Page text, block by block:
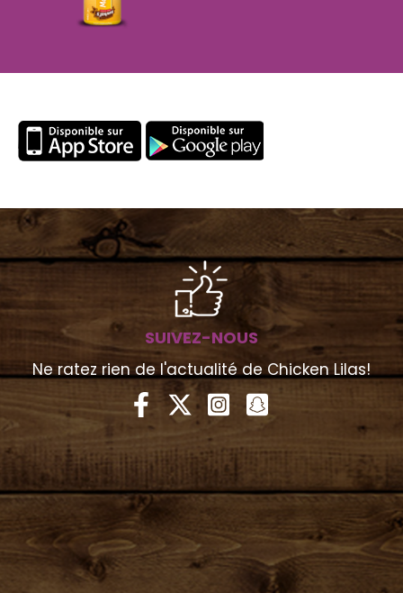
SUIVEZ-NOUS
Ne ratez rien de l'actualité de Chicken Lilas!